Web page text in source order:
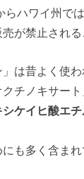
らハワイ州で
が禁止される
」は昔よく使
チノキサート
シケイヒ酸エチ
も多く含まれ